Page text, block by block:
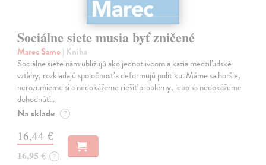
Sociálne siete musia byť zničené
Marec Samo| Kniha
Sociálne siete nám ubližujú ako jednotlivcom a kazia medziľudské
vzťahy, rozkladajú spoločnosť a deformujú politiku. Máme sa horšie,
nerozumieme si a nedokážeme riešiť problémy, lebo sa nedokážeme
dohodnúť…
Na sklade ?
16,44 €
16,95 € ?